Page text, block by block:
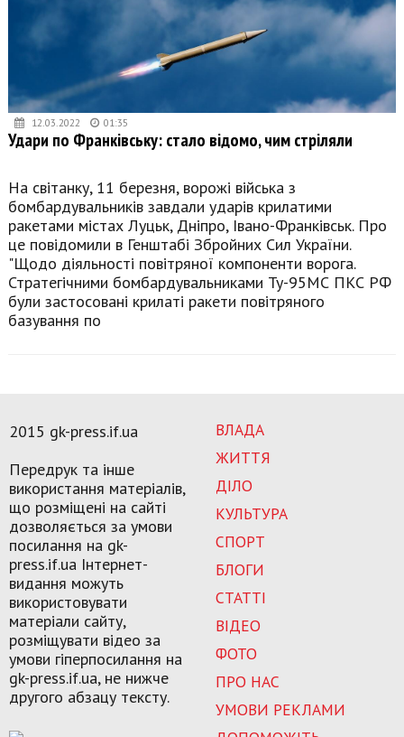
12.03.2022 01:35
Удари по Франківську: стало відомо, чим стріляли
На світанку, 11 березня, ворожі війська з
бомбардувальників завдали ударів крилатими
ракетами містах Луцьк, Дніпро, Івано-Франківськ. Про
це повідомили в Генштабі Збройних Сил України.
"Щодо діяльності повітряної компоненти ворога.
Стратегічними бомбардувальниками Ту-95МС ПКС РФ
були застосовані крилаті ракети повітряного
базування по
ВЛАДА
ЖИТТЯ
ДІЛО
КУЛЬТУРА
СПОРТ
БЛОГИ
СТАТТІ
ВІДЕО
ФОТО
ПРО НАС
УМОВИ РЕКЛАМИ
2015 gk-press.if.ua
Передрук та інше
використання матеріалів,
що розміщені на сайті
дозволяється за умови
посилання на gk-
press.if.ua Інтернет-
видання можуть
використовувати
матеріали сайту,
розміщувати відео за
умови гіперпосилання на
gk-press.if.ua, не нижче
другого абзацу тексту.